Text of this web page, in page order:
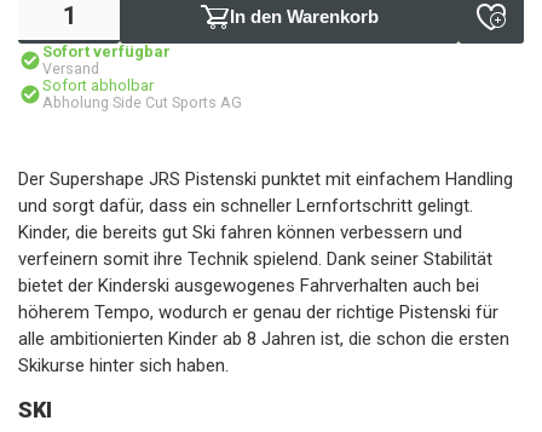
In den Warenkorb
Sofort verfügbar
Versand
Sofort abholbar
Abholung Side Cut Sports AG
Der Supershape JRS Pistenski punktet mit einfachem Handling
und sorgt dafür, dass ein schneller Lernfortschritt gelingt.
Kinder, die bereits gut Ski fahren können verbessern und
verfeinern somit ihre Technik spielend. Dank seiner Stabilität
bietet der Kinderski ausgewogenes Fahrverhalten auch bei
höherem Tempo, wodurch er genau der richtige Pistenski für
alle ambitionierten Kinder ab 8 Jahren ist, die schon die ersten
Skikurse hinter sich haben.
SKI